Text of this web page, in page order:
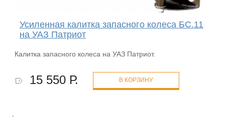
Усиленная калитка запасного колеса БС.11
на УАЗ Патриот
Калитка запасного колеса на УАЗ Патриот.
15 550 Р. В КОРЗИНУ